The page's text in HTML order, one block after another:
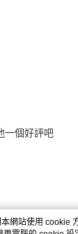
一個好評吧
網站使用 cookie